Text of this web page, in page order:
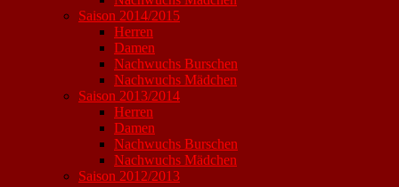
Saison 2014/2015
Herren
Damen
Nachwuchs Burschen
Nachwuchs Mädchen
Saison 2013/2014
Herren
Damen
Nachwuchs Burschen
Nachwuchs Mädchen
Saison 2012/2013